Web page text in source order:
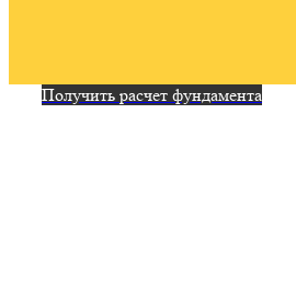
Получить расчет фундамента